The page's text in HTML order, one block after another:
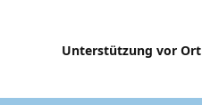
Unterstützung vor Ort